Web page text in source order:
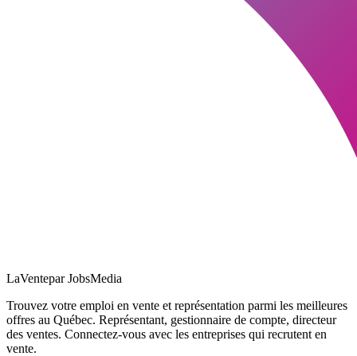
LaVentepar JobsMedia
Trouvez votre emploi en vente et représentation parmi les meilleures
offres au Québec. Représentant, gestionnaire de compte, directeur
des ventes. Connectez-vous avec les entreprises qui recrutent en
vente.